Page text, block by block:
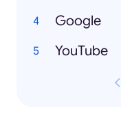
Google
YouTube